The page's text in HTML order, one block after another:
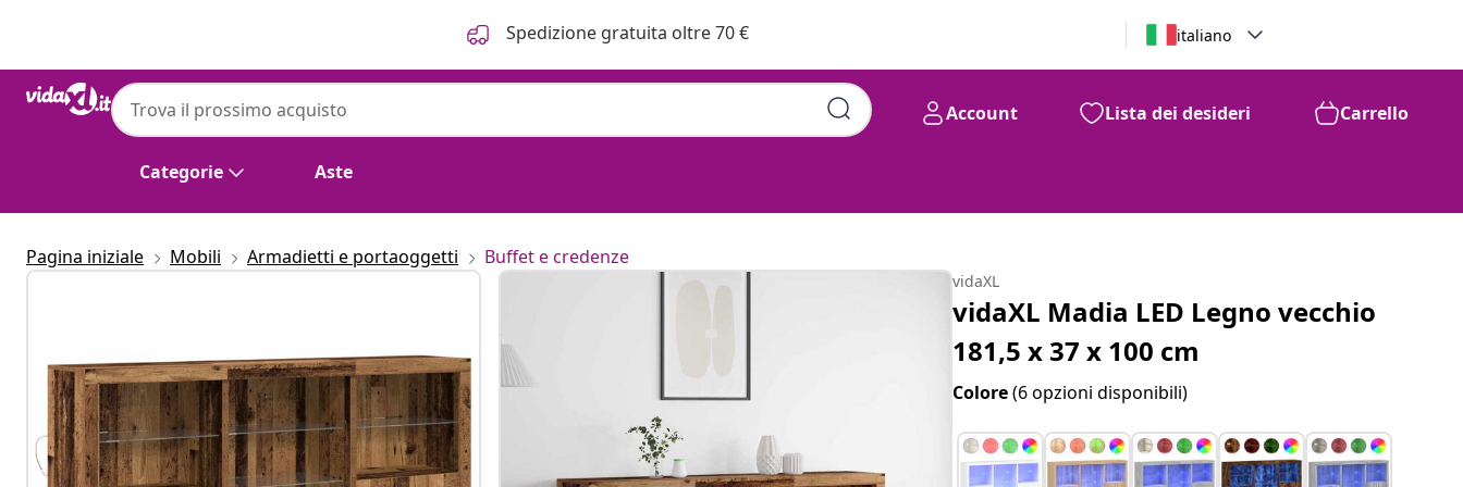
Spedizione gratuita oltre 70 € italiano
Categorie Aste
Account Lista dei desideri Carrello
Pagina iniziale Mobili Armadietti e portaoggetti Buffet e credenze
vidaXL
vidaXL Madia LED Legno vecchio
181,5 x 37 x 100 cm
Colore(6 opzioni disponibili)